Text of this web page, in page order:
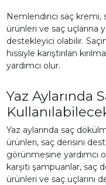
Nemlendirici saç kremi,
ürünleri ve saç uçlarına
destekleyici olabilir.
hissiyle karıştırılan
yardımcı olur.
Yaz Aylarında
Yaz aylarında saç
ürünleri, saç derisini
görünmesine yardımcı
karşıtı şampuanlar, saç
ürünleri ve saç uçlarını